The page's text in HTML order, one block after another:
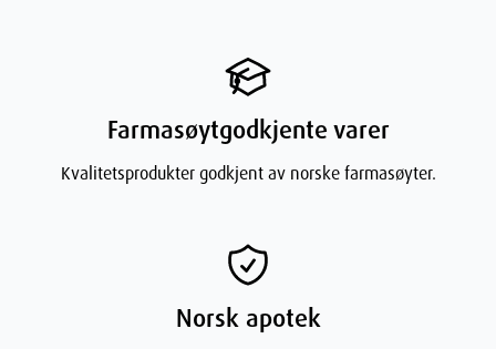
Farmasøytgodkjente varer
Kvalitetsprodukter godkjent av norske farmasøyter.
Norsk apotek